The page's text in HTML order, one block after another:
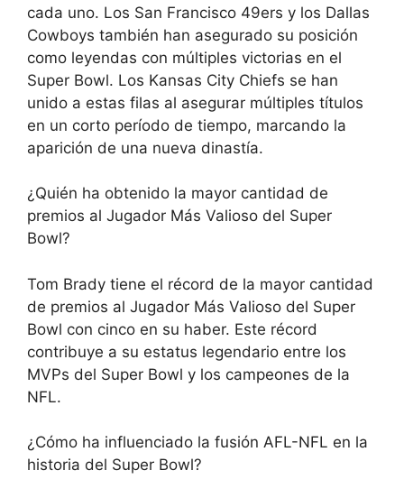
cada uno. Los San Francisco 49ers y los Dallas
Cowboys también han asegurado su posición
como leyendas con múltiples victorias en el
Super Bowl. Los Kansas City Chiefs se han
unido a estas filas al asegurar múltiples títulos
en un corto período de tiempo, marcando la
aparición de una nueva dinastía.
¿Quién ha obtenido la mayor cantidad de
premios al Jugador Más Valioso del Super
Bowl?
Tom Brady tiene el récord de la mayor cantidad
de premios al Jugador Más Valioso del Super
Bowl con cinco en su haber. Este récord
contribuye a su estatus legendario entre los
MVPs del Super Bowl y los campeones de la
NFL.
¿Cómo ha influenciado la fusión AFL-NFL en la
historia del Super Bowl?